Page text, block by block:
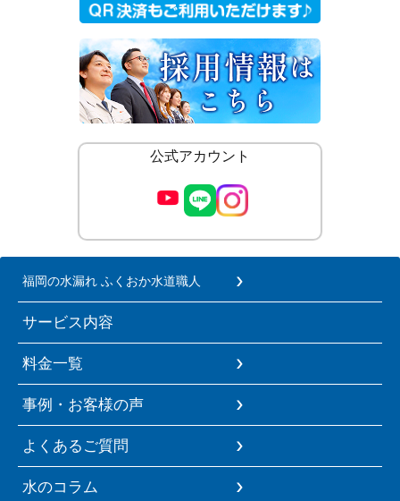
公式アカウント
福岡の水漏れ ふくおか水道職人
サービス内容
料金一覧
事例・お客様の声
よくあるご質問
水のコラム